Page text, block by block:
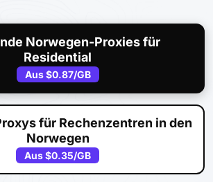
Norwegen-Proxies für
Residential
Aus$0.87/GB
für Rechenzentren in den
Norwegen
Aus$0.35/GB